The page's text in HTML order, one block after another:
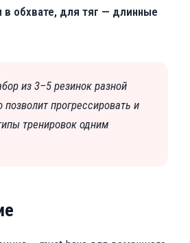
в обхвате, для тяг — длинные
из 3–5 резинок разной
прогрессировать и
тренировок одним